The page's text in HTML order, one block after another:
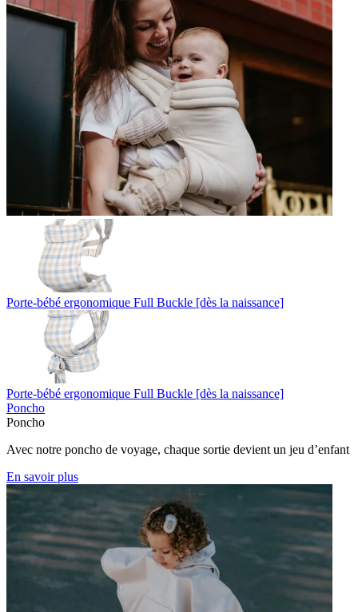
Porte-bébé ergonomique Full Buckle [dès la naissance]
Porte-bébé ergonomique Full Buckle [dès la naissance]
Poncho
Poncho
Avec notre poncho de voyage, chaque sortie devient un jeu d’enfant
En savoir plus